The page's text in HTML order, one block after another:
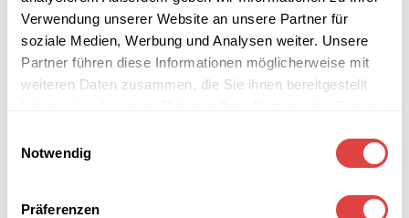
Verwendung unserer Website an unsere Partner für
soziale Medien, Werbung und Analysen weiter. Unsere
Partner führen diese Informationen möglicherweise mit
weiteren Daten zusammen, die Sie ihnen bereitgestellt
Notwendig
Präferenzen